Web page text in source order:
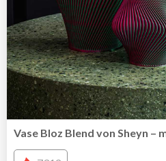
Vase Bloz Blend von Sheyn